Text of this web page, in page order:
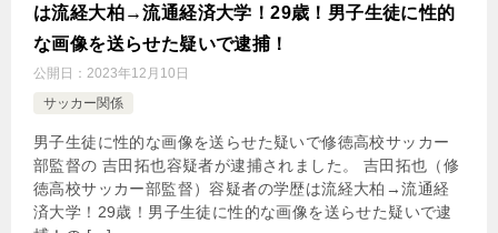
は流経大柏→流通経済大学！29歳！男子生徒に性的
な画像を送らせた疑いで逮捕！
公開日： 2023年12月10日
サッカー関係
男子生徒に性的な画像を送らせた疑いで修徳高校サッカー
部監督の 吉田拓也容疑者が逮捕されました。 吉田拓也（修
徳高校サッカー部監督）容疑者の学歴は流経大柏→流通経
済大学！29歳！男子生徒に性的な画像を送らせた疑いで逮